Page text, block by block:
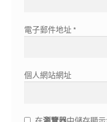
電子郵件地址 *
個人網站網址